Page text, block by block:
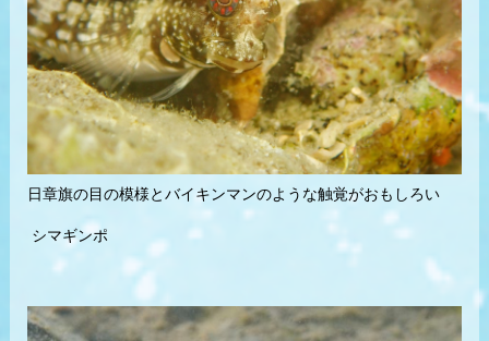
日章旗の目の模様とバイキンマンのような触覚がおもしろい
シマギンポ